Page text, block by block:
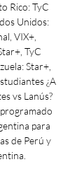
Rico: TyC
Unidos:
VIX+,
TyC
Star+,
¿A
vs Lanús?
para
de Perú y